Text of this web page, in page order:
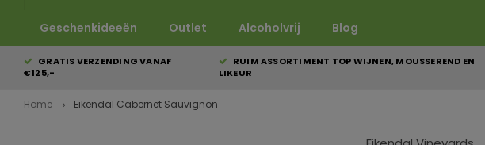
Geschenkideeën Outlet Alcoholvrij Blog
GRATIS VERZENDING VANAF
€125,-
RUIM ASSORTIMENT TOP WIJNEN, MOUSSEREND EN
LIKEUR
Home Eikendal Cabernet Sauvignon